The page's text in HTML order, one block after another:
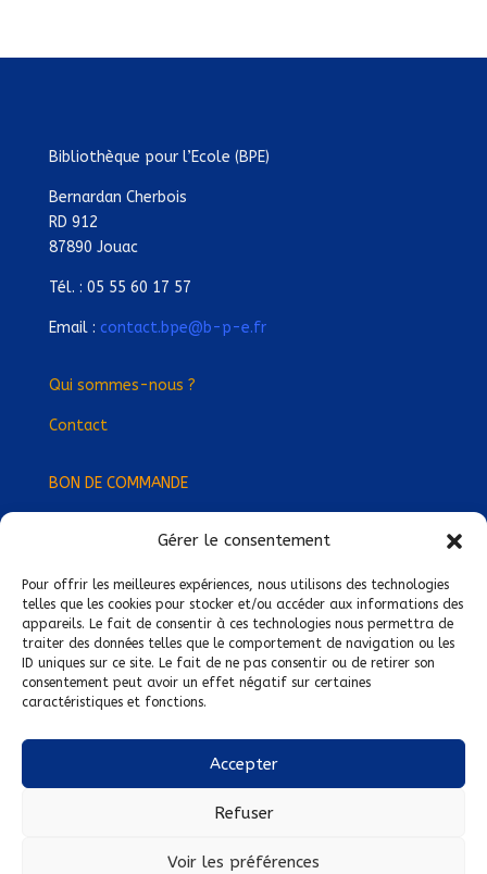
Gérer le consentement
Pour offrir les meilleures expériences, nous utilisons des technologies
telles que les cookies pour stocker et/ou accéder aux informations des
appareils. Le fait de consentir à ces technologies nous permettra de
traiter des données telles que le comportement de navigation ou les
ID uniques sur ce site. Le fait de ne pas consentir ou de retirer son
consentement peut avoir un effet négatif sur certaines
caractéristiques et fonctions.
Accepter
Refuser
Voir les préférences
Bibliothèque pour l’Ecole (BPE)
Bernardan Cherbois
RD 912
87890 Jouac
Tél. : 05 55 60 17 57
Email : contact.bpe@b-p-e.fr
Qui sommes-nous ?
Contact
BON DE COMMANDE
Devenez Délégué·e Régional·e !
Trouvez-nous près de chez vous !
Mentions légales
Conditions générales de vente
Politique de confidentialité